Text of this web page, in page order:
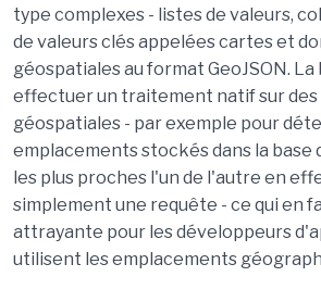
type complexes - listes de valeurs,
de valeurs clés appelées cartes et
géospatiales au format GeoJSON. La
effectuer un traitement natif sur des
géospatiales - par exemple pour
emplacements stockés dans la base
les plus proches l'un de l'autre en
simplement une requête - ce qui en
attrayante pour les développeurs
utilisent les emplacements